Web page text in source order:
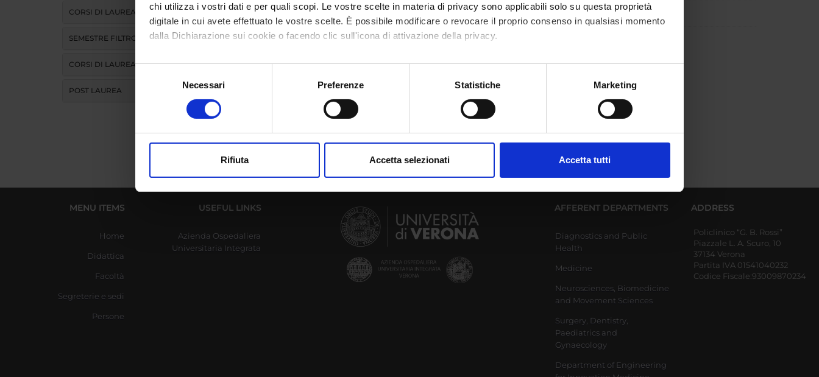
chi utilizza i vostri dati e per quali scopi. Le vostre scelte in materia di privacy sono applicabili solo su questa proprietà
digitale in cui avete effettuato le vostre scelte. È possibile modificare o revocare il proprio consenso in qualsiasi momento
dalla Dichiarazione sui cookie o facendo clic sull'icona di attivazione della privacy.
Con il tuo consenso, vorremmo anche:
raccogliere informazioni sulla tua posizione geografica, con un'approssimazione di qualche metro,
digitali).
modificare o ritirare il tuo consenso in qualsiasi momento dalla Dichiarazione sui cookie.
che hanno raccolto dal tuo utilizzo dei loro servizi.
Selezione
Necessari Preferenze Statistiche Marketing
Rifiuta Accetta selezionati Accetta tutti
CORSI DI LAUREA
SEMESTRE FILTRO
CORSI DI LAUREA MAGISTRALE
POST LAUREA
Site VERONA
Period not yet allocated
MENU ITEMS
Home
Didattica
Facoltà
Segreterie e sedi
Persone
USEFUL LINKS
Azienda Ospedaliera
Universitaria Integrata
AFFERENT DEPARTMENTS
Diagnostics and Public
Health
Medicine
Neurosciences, Biomedicine
and Movement Sciences
Surgery, Dentistry,
Paediatrics and
Gynaecology
Department of Engineering
ADDRESS
Policlinico “G. B. Rossi”
Piazzale L. A. Scuro, 10
37134 Verona
Partita IVA 01541040232
Codice Fiscale:93009870234